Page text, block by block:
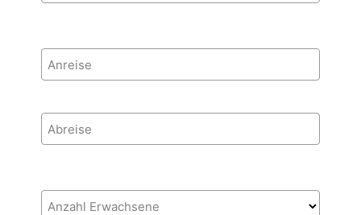
Anreise
Abreise
Anzahl Erwachsene